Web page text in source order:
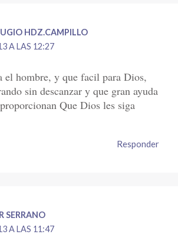
HDZ.CAMPILLO
A LAS 12:27
el hombre, y que facil para Dios,
sin descanzar y que gran ayuda
Que Dios les siga
Responder
SERRANO
A LAS 11:47